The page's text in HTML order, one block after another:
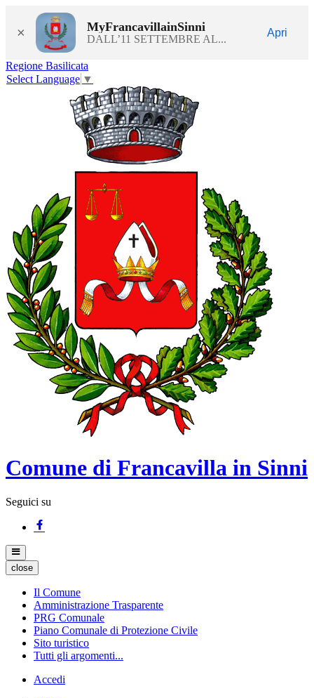
× MyFrancavillainSinni
DALL’11 SETTEMBRE AL...
Apri
Regione Basilicata
Select Language ▼
Comune di Francavilla in Sinni
Seguici su
close
Il Comune
Amministrazione Trasparente
PRG Comunale
Piano Comunale di Protezione Civile
Sito turistico
Tutti gli argomenti...
Accedi